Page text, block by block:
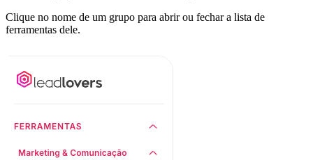
Clique no nome de um grupo para abrir ou fechar a lista de
ferramentas dele.